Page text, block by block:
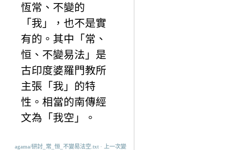
恆常、不變的
「我」，也不是實
有的。其中「常、
恒、不變易法」是
古印度婆羅門教所
主張「我」的特
性。相當的南傳經
文為「我空」。
agama/研討_常_恒_不變易法空.txt · 上一次變